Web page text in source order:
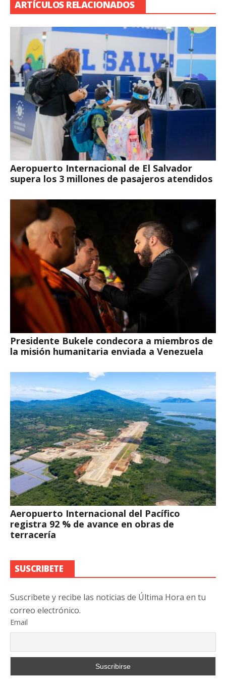
ARTÍCULOS RELACIONADOS
Aeropuerto Internacional de El Salvador
supera los 3 millones de pasajeros atendidos
Presidente Bukele condecora a miembros de
la misión humanitaria enviada a Venezuela
Aeropuerto Internacional del Pacífico
registra 92 % de avance en obras de
terracería
SUSCRIBETE
Suscribete y recibe las noticias de Última Hora en tu
correo electrónico.
Email